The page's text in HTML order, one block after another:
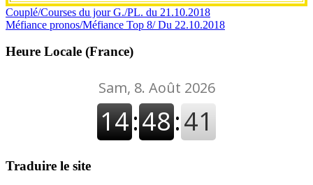
Navigation
de
l’article
Couplé/Courses du jour G./PL. du 21.10.2018
Méfiance pronos/Méfiance Top 8/ Du 22.10.2018
Heure Locale (France)
Traduire le site